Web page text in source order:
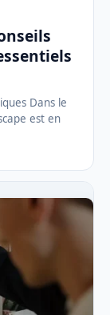
Dans le
est en